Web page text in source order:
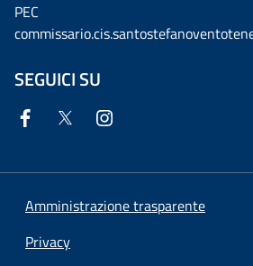
PEC
SEGUICI SU
Amministrazione trasparente
Privacy